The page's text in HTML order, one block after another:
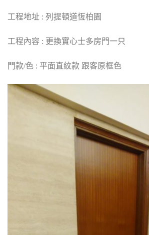
工程地址 : 列提頓道恆柏園
工程內容 : 更換實心士多房門一只
門款/色 : 平面直紋款 跟客原框色